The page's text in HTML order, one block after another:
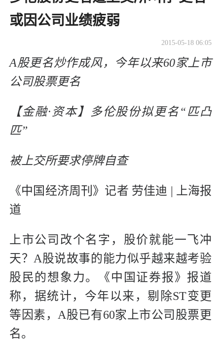
或因公司业绩疲弱
2015-05-18 06:05
A股更名炒作成风，今年以来60家上市
公司股票更名
【金融·资本】多伦股份拟更名“匹凸
匹”
被上交所要求停牌自查
《中国经济周刊》记者 劳佳迪 | 上海报
道
上市公司改个名字，股价就能一飞冲
天？A股说故事的能力似乎越来越考验
股民的想象力。《中国证券报》报道
称，据统计，今年以来，剔除ST变更
等因素，A股已有60家上市公司股票更
名。